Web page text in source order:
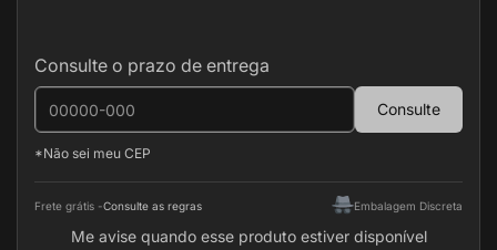
Consulte o prazo de entrega
Consulte
*Não sei meu CEP
Frete grátis -Consulte as regras Embalagem Discreta
Me avise quando esse produto estiver disponível